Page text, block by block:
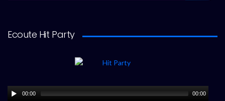
Ecoute Hit Party
00:00 00:00